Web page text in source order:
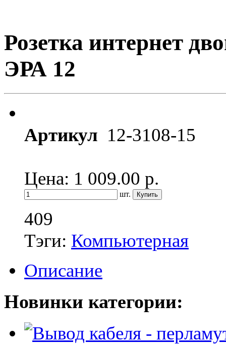
Розетка интернет
ЭРА 12
Артикул 12-3108-15
Цена: 1 009.00 р.
шт.
409
Тэги: Компьютерная
Описание
Новинки категории: